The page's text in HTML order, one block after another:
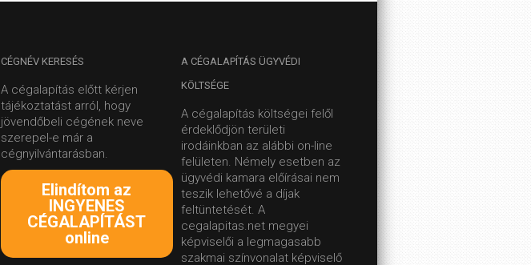
CÉGNÉV KERESÉS
A cégalapítás előtt kérjen
tájékoztatást arról, hogy
jövendőbeli cégének neve
szerepel-e már a
cégnyilvántarásban.
Elindítom az
INGYENES
CÉGALAPÍTÁST
online
A CÉGALAPÍTÁS ÜGYVÉDI
KÖLTSÉGE
A cégalapítás költségei felől
érdeklődjön területi
irodáinkban az alábbi on-line
felületen. Némely esetben az
ügyvédi kamara előírásai nem
teszik lehetővé a díjak
feltüntetését. A
cegalapitas.net megyei
képviselői a legmagasabb
szakmai színvonalat képviselő